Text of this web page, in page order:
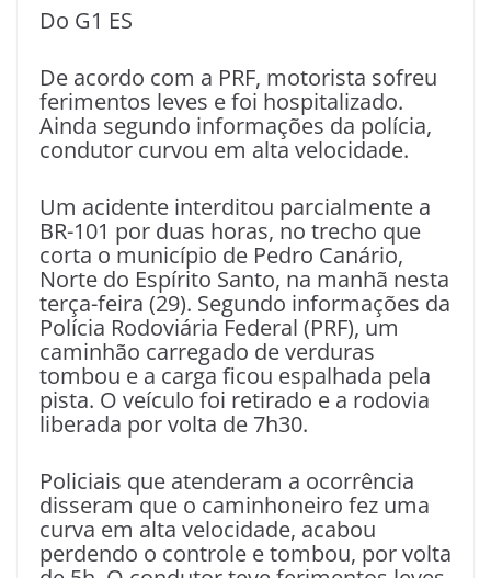
Do G1 ES
De acordo com a PRF, motorista sofreu
ferimentos leves e foi hospitalizado.
Ainda segundo informações da polícia,
condutor curvou em alta velocidade.
Um acidente interditou parcialmente a
BR-101 por duas horas, no trecho que
corta o município de Pedro Canário,
Norte do Espírito Santo, na manhã nesta
terça-feira (29). Segundo informações da
Polícia Rodoviária Federal (PRF), um
caminhão carregado de verduras
tombou e a carga ficou espalhada pela
pista. O veículo foi retirado e a rodovia
liberada por volta de 7h30.
Policiais que atenderam a ocorrência
disseram que o caminhoneiro fez uma
curva em alta velocidade, acabou
perdendo o controle e tombou, por volta